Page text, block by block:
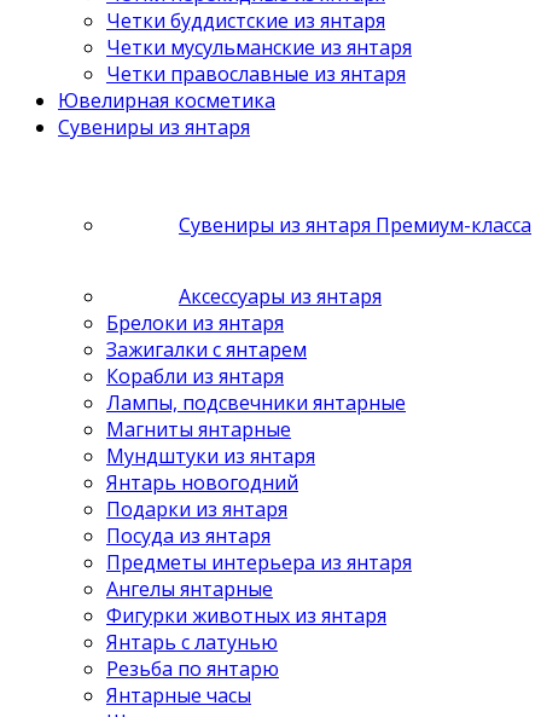
Четки буддистские из янтаря
Четки мусульманские из янтаря
Четки православные из янтаря
Ювелирная косметика
Сувениры из янтаря
Сувениры из янтаря Премиум-класса
Аксессуары из янтаря
Брелоки из янтаря
Зажигалки с янтарем
Корабли из янтаря
Лампы, подсвечники янтарные
Магниты янтарные
Мундштуки из янтаря
Янтарь новогодний
Подарки из янтаря
Посуда из янтаря
Предметы интерьера из янтаря
Ангелы янтарные
Фигурки животных из янтаря
Янтарь с латунью
Резьба по янтарю
Янтарные часы